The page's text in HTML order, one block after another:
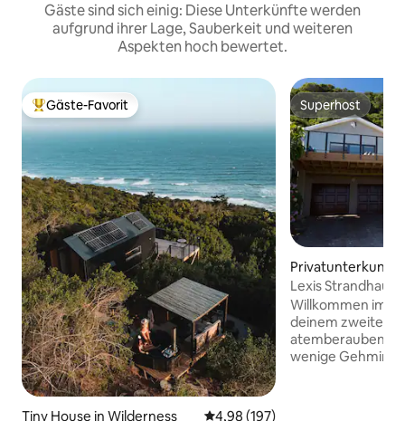
Gäste sind sich einig: Diese Unterkünfte werden
aufgrund ihrer Lage, Sauberkeit und weiteren
Aspekten hoch bewertet.
Beliebter Gäste-Favorit.
Gäste-Favorit
Tiny House in Wilderness Durchschnittliche Bewertung:
4,98 (197)
Superhost
Superhost
Privatunterkunft
ess
Lexis Strandhaus
Willkommen im
deinem zweiten
wenige